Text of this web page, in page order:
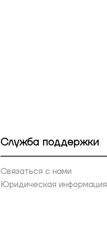
Служба поддержки
Связаться с нами
Юридическая информация